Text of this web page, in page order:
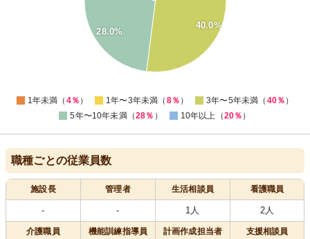
40.0%
28.0%
1年未満（ 4％ ） 1年〜3年未満（ 8％ ） 3年〜5年未満（ 40％ ）
5年〜10年未満（28％ ） 10年以上（20％ ）
職種ごとの従業員数
施設長 管理者 生活相談員 看護職員
- - 1人 2人
介護職員 機能訓練指導員 計画作成担当者 支援相談員